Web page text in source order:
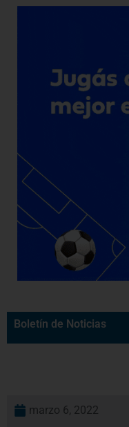
Boletín de Noticias
marzo 6, 2022